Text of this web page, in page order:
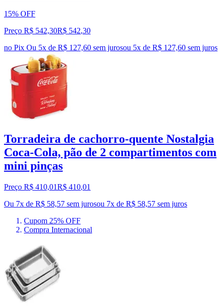
15% OFF
Preço R$ 542,30R$ 542,30
no Pix Ou 5x de R$ 127,60 sem jurosou 5x de R$ 127,60 sem juros
Torradeira de cachorro-quente Nostalgia
Coca-Cola, pão de 2 compartimentos com
mini pinças
Preço R$ 410,01R$ 410,01
Ou 7x de R$ 58,57 sem jurosou 7x de R$ 58,57 sem juros
Cupom 25% OFF
Compra Internacional